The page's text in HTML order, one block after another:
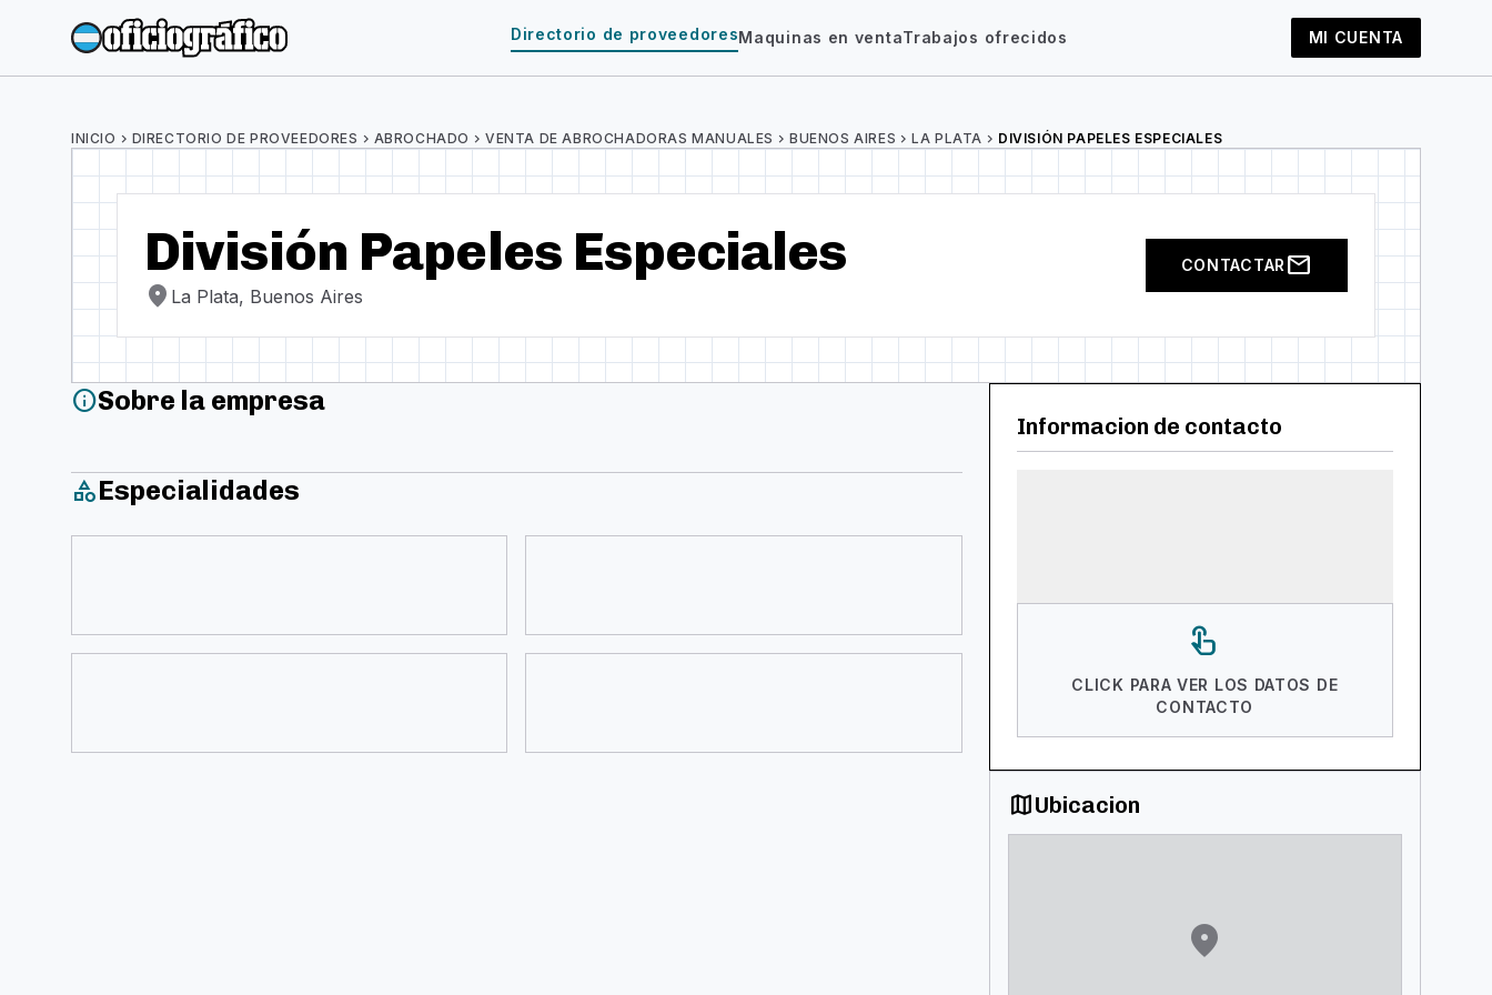
Directorio de proveedoresMaquinas en ventaTrabajos ofrecidos MI CUENTA
INICIO chevron_right DIRECTORIO DE PROVEEDORES chevron_right ABROCHADO chevron_rightVENTA DE ABROCHADORAS MANUALES chevron_rightBUENOS AIRES chevron_rightLA PLATA chevron_right DIVISIÓN PAPELES ESPECIALES
División Papeles Especiales
location_on La Plata, Buenos Aires
CONTACTAR mail
infoSobre la empresa
categoryEspecialidades
Informacion de contacto
touch_app
CLICK PARA VER LOS DATOS DE
CONTACTO
mapUbicacion
location_on